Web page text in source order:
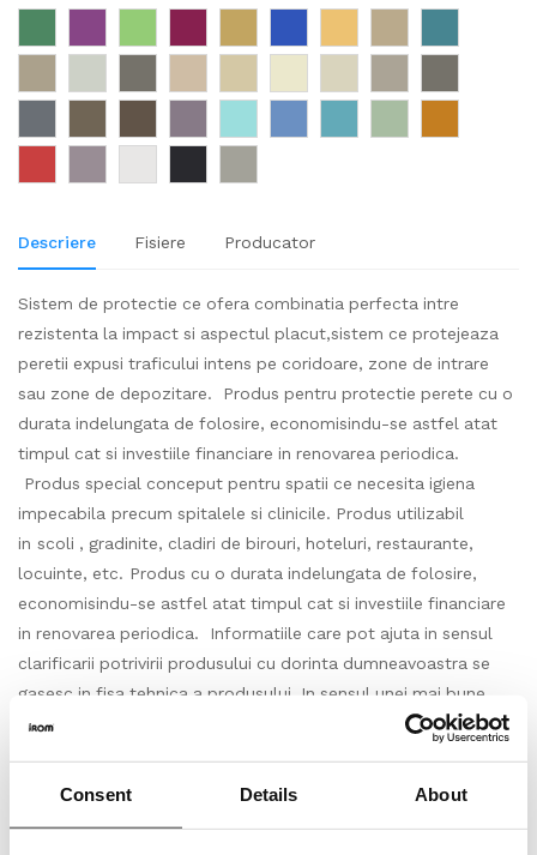
Consent Details About
Descriere Fisiere Producator
Sistem de protectie ce ofera combinatia perfecta intre
rezistenta la impact si aspectul placut,sistem ce protejeaza
peretii expusi traficului intens pe coridoare, zone de intrare
sau zone de depozitare. Produs pentru protectie perete cu o
durata indelungata de folosire, economisindu-se astfel atat
timpul cat si investiile financiare in renovarea periodica.
Produs special conceput pentru spatii ce necesita igiena
impecabila precum spitalele si clinicile. Produs utilizabil
in scoli , gradinite, cladiri de birouri, hoteluri, restaurante,
locuinte, etc. Produs cu o durata indelungata de folosire,
economisindu-se astfel atat timpul cat si investiile financiare
in renovarea periodica. Informatiile care pot ajuta in sensul
clarificarii potrivirii produsului cu dorinta dumneavoastra se
gasesc in fisa tehnica a produsului. In sensul unei mai bune
intelegeri a produsului, respectiv pentru a va ajuta sa faceti
recomandam accesarea informatiilor utile corespunzatoare